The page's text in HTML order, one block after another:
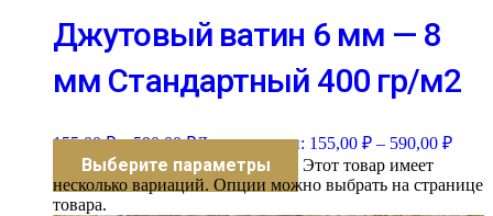
Джутовый ватин 6 мм — 8
мм Стандартный 400 гр/м2
155,00₽ – 590,00₽Диапазон цен: 155,00 ₽ – 590,00 ₽
Выберите параметры
Этот товар имеет
несколько вариаций. Опции можно выбрать на странице
товара.